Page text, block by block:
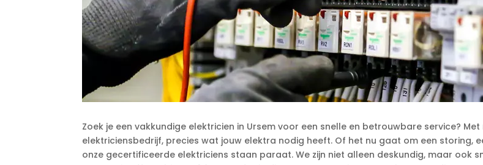
Zoek je een vakkundige elektricien in Ursem voor een snelle en betrouwbare service?
elektriciensbedrijf, precies wat jouw elektra nodig heeft. Of het nu gaat om een storing,
onze gecertificeerde elektriciens staan paraat. We zijn niet alleen deskundig, maar ook